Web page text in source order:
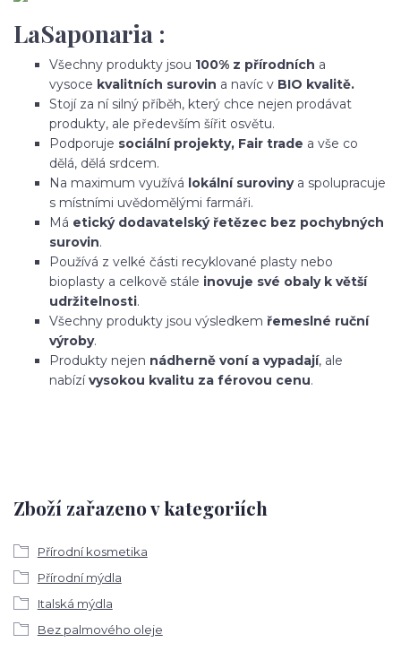
LaSaponaria :
Všechny produkty jsou 100% z přírodních a
vysoce kvalitních surovin a navíc v BIO kvalitě.
Stojí za ní silný příběh, který chce nejen prodávat
produkty, ale především šířit osvětu.
Podporuje sociální projekty, Fair trade a vše co
dělá, dělá srdcem.
Na maximum využívá lokální surovinya spolupracuje
s místními uvědomělými farmáři.
Má etický dodavatelský řetězec bez pochybných
surovin.
Používá z velké části recyklované plasty nebo
bioplasty a celkově stále inovuje své obaly k větší
udržitelnosti.
Všechny produkty jsou výsledkem řemeslné ruční
výroby.
Produkty nejen nádherně voní a vypadají, ale
nabízívysokou kvalitu za férovou cenu.
Zboží zařazeno v kategoriích
Přírodní kosmetika
Přírodní mýdla
Italská mýdla
Bez palmového oleje